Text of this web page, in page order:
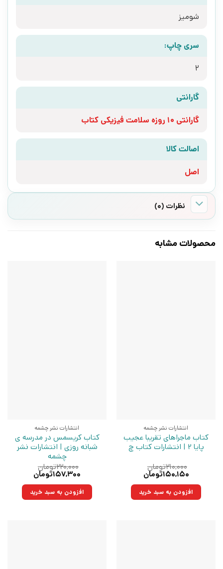
شومیز
سری چاپ:
2
گارانتی
گارانتی 10 روزه سلامت فیزیکی کتاب
اصالت کالا
اصل
نظرات (0)
محصولات مشابه
انتشارات نشر چشمه
کتاب ماجراهای تقریبا عجیب
پایا 2 | انتشارات کتاب چ
۲۱۰,۰۰۰تومان
قیمت
۲۱۰,۰۰۰تومان
بود.
۱۵۰,۱۵۰تومان
۱۵۰,۱۵۰تومان.افزودن به سبد خرید
انتشارات نشر چشمه
کتاب کریسمس در مدرسه ی
شبانه روزی | انتشارات نشر
چشمه
۲۲۰,۰۰۰تومان
قیمت
۲۲۰,۰۰۰تومان
بود.
۱۵۷,۳۰۰تومان
۱۵۷,۳۰۰تومان.افزودن به سبد خرید